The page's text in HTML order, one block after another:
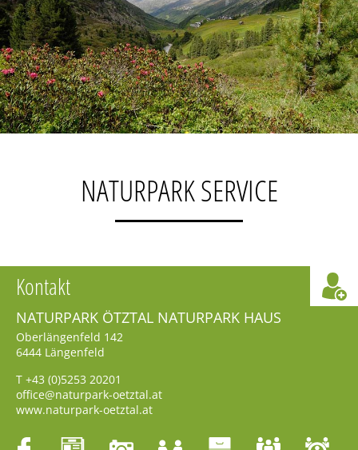
NATURPARK SERVICE
Kontakt
NATURPARK ÖTZTAL NATURPARK HAUS
Oberlängenfeld 142
6444 Längenfeld
T +43 (0)5253 20201
office@naturpark-oetztal.at
www.naturpark-oetztal.at